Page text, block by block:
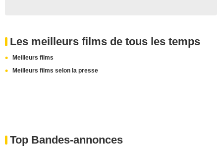
Les meilleurs films de tous les temps
Meilleurs films
Meilleurs films selon la presse
Top Bandes-annonces